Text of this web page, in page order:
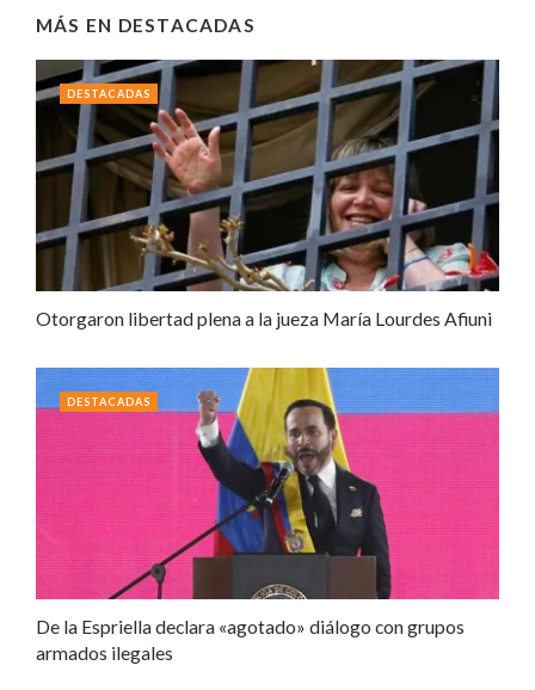
MÁS EN DESTACADAS
Otorgaron libertad plena a la jueza María Lourdes Afiuni
DESTACADAS
De la Espriella declara «agotado» diálogo con grupos
armados ilegales
DESTACADAS